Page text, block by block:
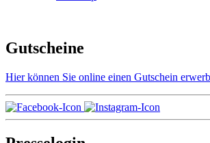
Gutscheine
Hier können Sie online einen Gutschein